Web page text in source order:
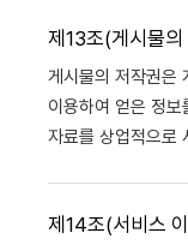
제13조(게시물의
게시물의 저작권은
이용하여 얻은 정
자료를 상업적으로
제14조(서비스